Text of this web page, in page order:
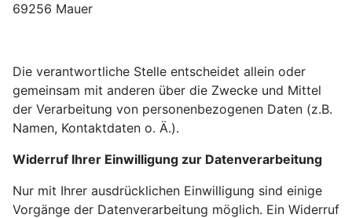
69256 Mauer
Die verantwortliche Stelle entscheidet allein oder
gemeinsam mit anderen über die Zwecke und Mittel
der Verarbeitung von personenbezogenen Daten (z.B.
Namen, Kontaktdaten o. Ä.).
Widerruf Ihrer Einwilligung zur Datenverarbeitung
Nur mit Ihrer ausdrücklichen Einwilligung sind einige
Vorgänge der Datenverarbeitung möglich. Ein Widerruf